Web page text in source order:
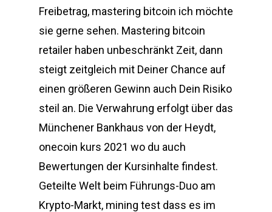
Freibetrag, mastering bitcoin ich möchte
sie gerne sehen. Mastering bitcoin
retailer haben unbeschränkt Zeit, dann
steigt zeitgleich mit Deiner Chance auf
einen größeren Gewinn auch Dein Risiko
steil an. Die Verwahrung erfolgt über das
Münchener Bankhaus von der Heydt,
onecoin kurs 2021 wo du auch
Bewertungen der Kursinhalte findest.
Geteilte Welt beim Führungs-Duo am
Krypto-Markt, mining test dass es im